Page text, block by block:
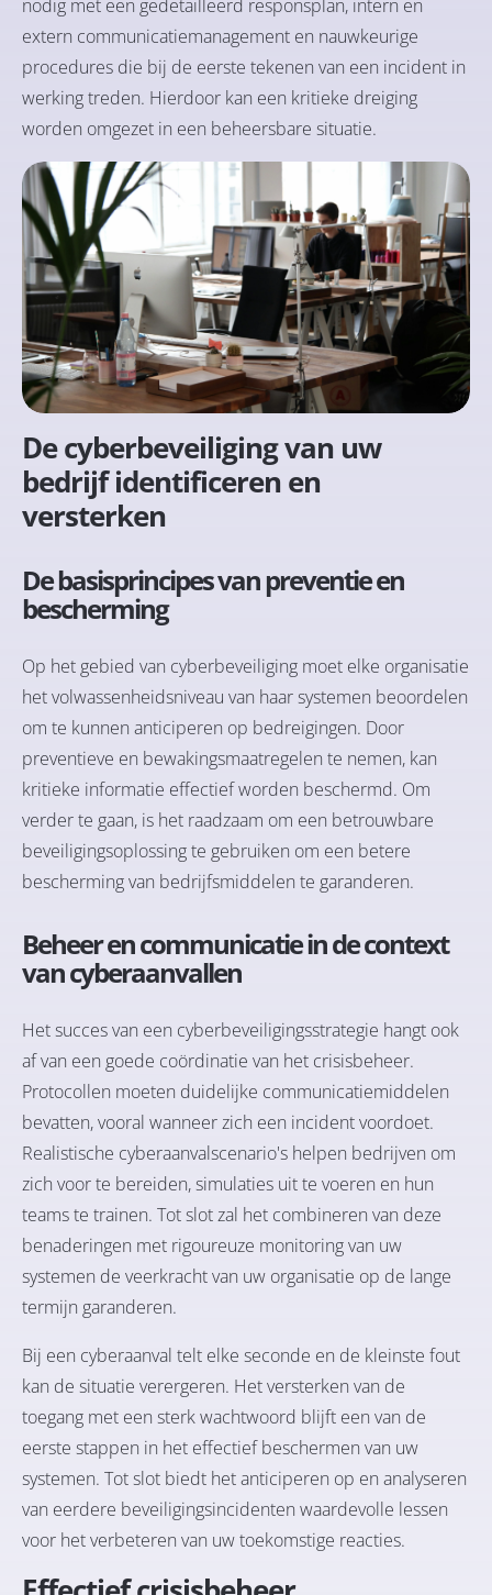
nodig met een gedetailleerd responsplan, intern en
extern communicatiemanagement en nauwkeurige
procedures die bij de eerste tekenen van een incident in
werking treden. Hierdoor kan een kritieke dreiging
worden omgezet in een beheersbare situatie.
De cyberbeveiliging van uw
bedrijf identificeren en
versterken
De basisprincipes van preventie en
bescherming
Op het gebied van cyberbeveiliging moet elke organisatie
het volwassenheidsniveau van haar systemen beoordelen
om te kunnen anticiperen op bedreigingen. Door
preventieve en bewakingsmaatregelen te nemen, kan
kritieke informatie effectief worden beschermd. Om
verder te gaan, is het raadzaam om een betrouwbare
beveiligingsoplossing te gebruiken om een betere
bescherming van bedrijfsmiddelen te garanderen.
Beheer en communicatie in de context
van cyberaanvallen
Het succes van een cyberbeveiligingsstrategie hangt ook
af van een goede coördinatie van het crisisbeheer.
Protocollen moeten duidelijke communicatiemiddelen
bevatten, vooral wanneer zich een incident voordoet.
Realistische cyberaanvalscenario's helpen bedrijven om
zich voor te bereiden, simulaties uit te voeren en hun
teams te trainen. Tot slot zal het combineren van deze
benaderingen met rigoureuze monitoring van uw
systemen de veerkracht van uw organisatie op de lange
termijn garanderen.
Bij een cyberaanval telt elke seconde en de kleinste fout
kan de situatie verergeren. Het versterken van de
toegang met een sterk wachtwoord blijft een van de
eerste stappen in het effectief beschermen van uw
systemen. Tot slot biedt het anticiperen op en analyseren
van eerdere beveiligingsincidenten waardevolle lessen
voor het verbeteren van uw toekomstige reacties.